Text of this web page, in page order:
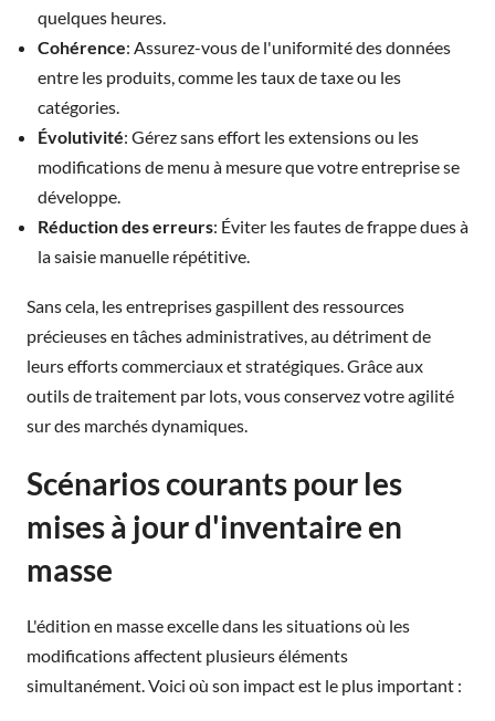
quelques heures.
Cohérence: Assurez-vous de l'uniformité des données
entre les produits, comme les taux de taxe ou les
catégories.
Évolutivité: Gérez sans effort les extensions ou les
modifications de menu à mesure que votre entreprise se
développe.
Réduction des erreurs: Éviter les fautes de frappe dues à
la saisie manuelle répétitive.
Sans cela, les entreprises gaspillent des ressources
précieuses en tâches administratives, au détriment de
leurs efforts commerciaux et stratégiques. Grâce aux
outils de traitement par lots, vous conservez votre agilité
sur des marchés dynamiques.
Scénarios courants pour les
mises à jour d'inventaire en
masse
L'édition en masse excelle dans les situations où les
modifications affectent plusieurs éléments
simultanément. Voici où son impact est le plus important :